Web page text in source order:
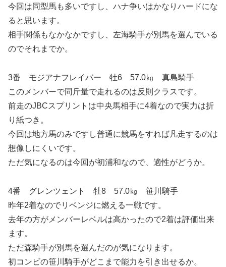
今回は同型馬も多いですし、ハナ争いはかなりハードにな
ると思います。
相手関係もなかなかですし、左海騎手が別馬を選んでいる
のでそれまでか。
3番 モジアナフレイバー 牡6 57.0㎏ 真島騎手
このメンバーで同斤量で走れるのは反則クラスです。
前走のJBCスプリントは中央馬相手に4着なので実力は折
り紙つき。
今回は地方馬のみですし普通に競馬をすれば凡走するのは
想像しにくいです。
ただ気になるのは今回が初浦和なので、適性がどうか。
4番 グレンツェント 牡8 57.0㎏ 笹川騎手
昨年2着なのでリベンジに燃える一戦です。
去年の方がメンバーレベルは高かったので2着は評価出来
ます。
ただ森騎手が別馬を選んだのが気になります。
初コンビの笹川騎手がどこまで能力を引き出せるか。